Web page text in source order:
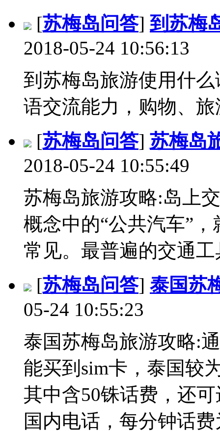
[苏梅岛问答] 到苏梅
2018-05-24 10:56:13
到苏梅岛旅游使用什
语交流能力，购物、
[苏梅岛问答] 苏梅岛
2018-05-24 10:55:49
苏梅岛旅游攻略:岛上
概念中的“公共汽车”
常见。最普遍的交通工
[苏梅岛问答] 泰国苏
05-24 10:55:23
泰国苏梅岛旅游攻略:
能买到sim卡，泰国较
其中含50铢话费，还
国内电话，每分钟话